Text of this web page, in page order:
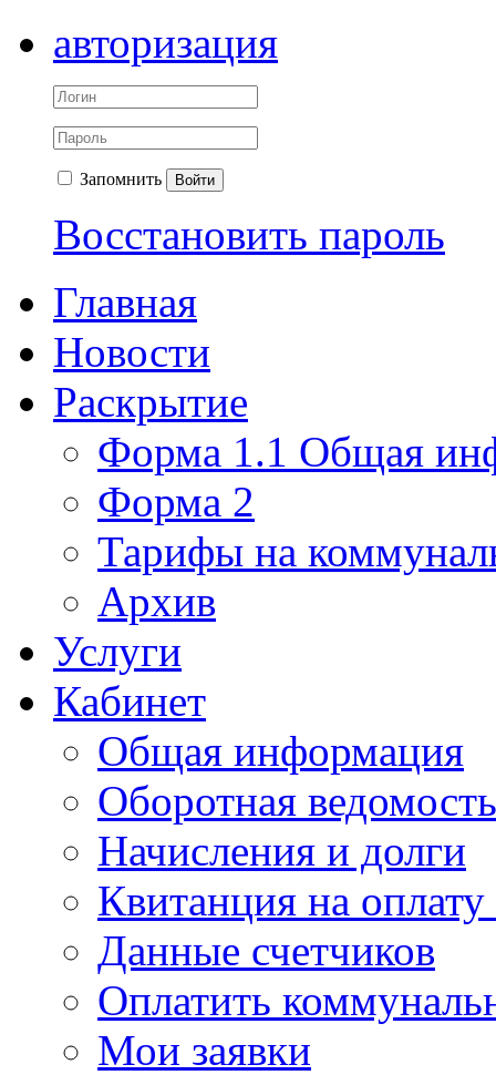
авторизация
Запомнить Войти
Восстановить пароль
Главная
Новости
Раскрытие
Форма 1.1 Общая
Форма 2
Тарифы на
Архив
Услуги
Кабинет
Общая информация
Оборотная ведомость
Начисления и долги
Квитанция на
Данные счетчиков
Оплатить
Мои заявки